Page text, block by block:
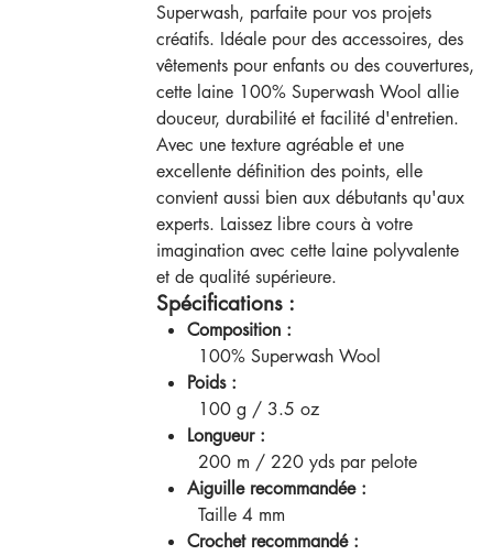
Superwash, parfaite pour vos projets
créatifs. Idéale pour des accessoires, des
vêtements pour enfants ou des couvertures,
cette laine 100% Superwash Wool allie
douceur, durabilité et facilité d'entretien.
Avec une texture agréable et une
excellente définition des points, elle
convient aussi bien aux débutants qu'aux
experts. Laissez libre cours à votre
imagination avec cette laine polyvalente
et de qualité supérieure.
Spécifications :
Composition :
100% Superwash Wool
Poids :
100 g / 3.5 oz
Longueur :
200 m / 220 yds par pelote
Aiguille recommandée :
Taille 4 mm
Crochet recommandé :